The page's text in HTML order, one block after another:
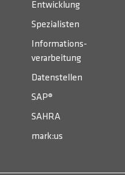
Entwicklung
Spezialisten
Informations­
verarbeitung
Datenstellen
SAP®
SAHRA
mark:us